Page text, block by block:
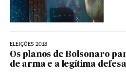
ELEIÇÕES 2018
Os planos de Bolsonaro
de arma e a legítima defesa